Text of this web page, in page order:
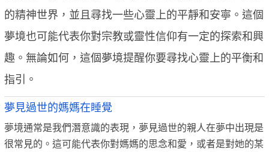
的精神世界，並且尋找一些心靈上的平靜和安寧。這個
夢境也可能代表你對宗教或靈性信仰有一定的探索和興
趣。無論如何，這個夢境提醒你要尋找心靈上的平衡和
指引。
夢見過世的媽媽在睡覺
夢境通常是我們潛意識的表現，夢見過世的親人在夢中出現是
很常見的。這可能代表你對媽媽的思念和愛，或者是對她的某